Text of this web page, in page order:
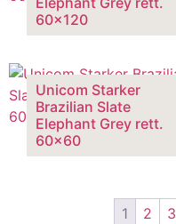
60×120
Unicom Starker
Brazilian Slate
Elephant Grey rett.
60×60
1 2 3